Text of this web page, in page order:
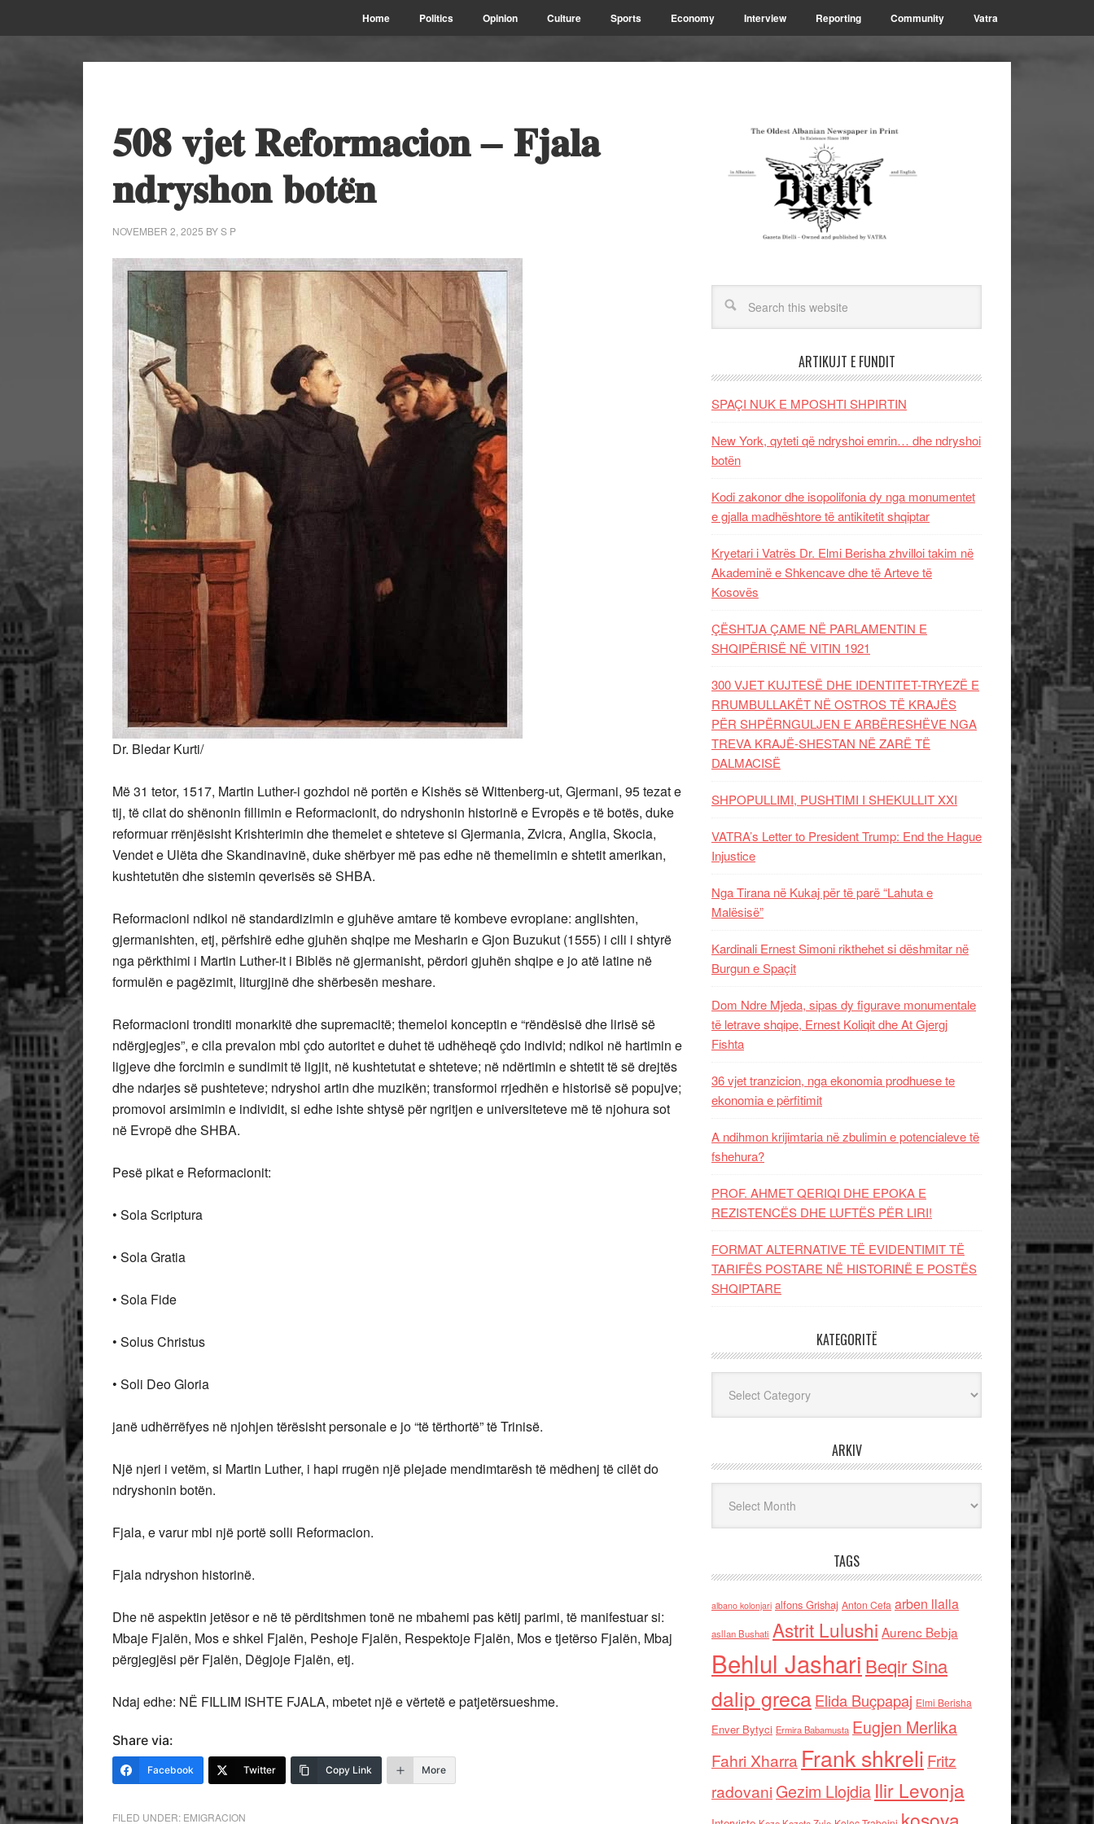
Home Politics Opinion Culture Sports Economy Interview Reporting Community Vatra
𝟓𝟎𝟖 𝐯𝐣𝐞𝐭 𝐑𝐞𝐟𝐨𝐫𝐦𝐚𝐜𝐢𝐨𝐧 – 𝐅𝐣𝐚𝐥𝐚
𝐧𝐝𝐫𝐲𝐬𝐡𝐨𝐧 𝐛𝐨𝐭𝐞̈𝐧
NOVEMBER 2, 2025 BYS P
Dr. Bledar Kurti/
Më 31 tetor, 1517, Martin Luther-i gozhdoi në portën e Kishës së Wittenberg-ut, Gjermani, 95 tezat e
tij, të cilat do shënonin fillimin e Reformacionit, do ndryshonin historinë e Evropës e të botës, duke
reformuar rrënjësisht Krishterimin dhe themelet e shteteve si Gjermania, Zvicra, Anglia, Skocia,
Vendet e Ulëta dhe Skandinavinë, duke shërbyer më pas edhe në themelimin e shtetit amerikan,
kushtetutën dhe sistemin qeverisës së SHBA.
Reformacioni ndikoi në standardizimin e gjuhëve amtare të kombeve evropiane: anglishten,
gjermanishten, etj, përfshirë edhe gjuhën shqipe me Mesharin e Gjon Buzukut (1555) i cili i shtyrë
nga përkthimi i Martin Luther-it i Biblës në gjermanisht, përdori gjuhën shqipe e jo atë latine në
formulën e pagëzimit, liturgjinë dhe shërbesën meshare.
Reformacioni tronditi monarkitë dhe supremacitë; themeloi konceptin e “rëndësisë dhe lirisë së
ndërgjegjes”, e cila prevalon mbi çdo autoritet e duhet të udhëheqë çdo individ; ndikoi në hartimin e
ligjeve dhe forcimin e sundimit të ligjit, në kushtetutat e shteteve; në ndërtimin e shtetit të së drejtës
dhe ndarjes së pushteteve; ndryshoi artin dhe muzikën; transformoi rrjedhën e historisë së popujve;
promovoi arsimimin e individit, si edhe ishte shtysë për ngritjen e universiteteve më të njohura sot
në Evropë dhe SHBA.
Pesë pikat e Reformacionit:
• Sola Scriptura
• Sola Gratia
• Sola Fide
• Solus Christus
• Soli Deo Gloria
janë udhërrëfyes në njohjen tërësisht personale e jo “të tërthortë” të Trinisë.
Një njeri i vetëm, si Martin Luther, i hapi rrugën një plejade mendimtarësh të mëdhenj të cilët do
ndryshonin botën.
Fjala, e varur mbi një portë solli Reformacion.
Fjala ndryshon historinë.
Dhe në aspektin jetësor e në të përditshmen tonë ne mbahemi pas këtij parimi, të manifestuar si:
Mbaje Fjalën, Mos e shkel Fjalën, Peshoje Fjalën, Respektoje Fjalën, Mos e tjetërso Fjalën, Mbaj
përgjegjësi për Fjalën, Dëgjoje Fjalën, etj.
Ndaj edhe: NË FILLIM ISHTE FJALA, mbetet një e vërtetë e patjetërsueshme.
Share via:
Facebook Twitter Copy Link More
FILED UNDER: EMIGRACION
ARTIKUJT E FUNDIT
SPAÇI NUK E MPOSHTI SHPIRTIN
New York, qyteti që ndryshoi emrin… dhe ndryshoi
botën
Kodi zakonor dhe isopolifonia dy nga monumentet
e gjalla madhështore të antikitetit shqiptar
Kryetari i Vatrës Dr. Elmi Berisha zhvilloi takim në
Akademinë e Shkencave dhe të Arteve të
Kosovës
ÇËSHTJA ÇAME NË PARLAMENTIN E
SHQIPËRISË NË VITIN 1921
300 VJET KUJTESË DHE IDENTITET-TRYEZË E
RRUMBULLAKËT NË OSTROS TË KRAJËS
PËR SHPËRNGULJEN E ARBËRESHËVE NGA
TREVA KRAJË-SHESTAN NË ZARË TË
DALMACISË
SHPOPULLIMI, PUSHTIMI I SHEKULLIT XXI
VATRA’s Letter to President Trump: End the Hague
Injustice
Nga Tirana në Kukaj për të parë “Lahuta e
Malësisë”
Kardinali Ernest Simoni rikthehet si dëshmitar në
Burgun e Spaçit
Dom Ndre Mjeda, sipas dy figurave monumentale
të letrave shqipe, Ernest Koliqit dhe At Gjergj
Fishta
36 vjet tranzicion, nga ekonomia prodhuese te
ekonomia e përfitimit
A ndihmon krijimtaria në zbulimin e potencialeve të
fshehura?
PROF. AHMET QERIQI DHE EPOKA E
REZISTENCЁS DHE LUFTЁS PЁR LIRI!
FORMAT ALTERNATIVE TË EVIDENTIMIT TË
TARIFËS POSTARE NË HISTORINË E POSTËS
SHQIPTARE
KATEGORITË
ARKIV
TAGS
albano kolonjari alfons Grishaj Anton Cefa arben llalla
asllan Bushati Astrit Lulushi Aurenc Bebja
Behlul Jashari Beqir Sina
dalip grecaElida Buçpapaj Elmi Berisha
Enver Bytyci Ermira Babamusta Eugjen Merlika
Fahri Xharra Frank shkreli Fritz
radovaniGezim Llojdia Ilir Levonja